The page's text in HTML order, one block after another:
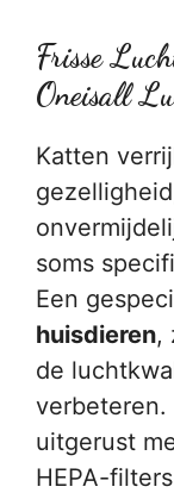
Frisse
Oneisall
Katten
soms
Een
huisdieren,
de
verbeteren.
uitgerust
HEPA-